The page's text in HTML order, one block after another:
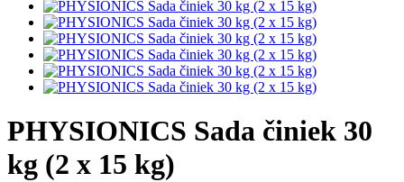
PHYSIONICS Sada činiek 30
kg (2 x 15 kg)